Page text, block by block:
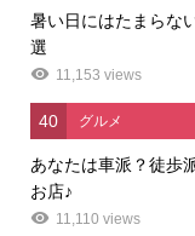
暑い日にはたまらな
選
11,153 views
40 グルメ
あなたは車派？徒歩
お店♪
11,110 views